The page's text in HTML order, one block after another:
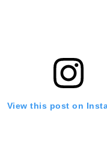
View this post on